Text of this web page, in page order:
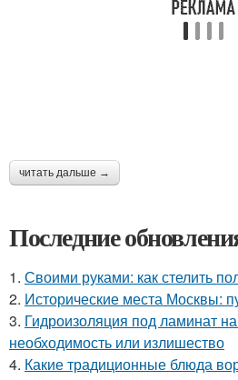
читать дальше →
Последние
1. Своими руками: как стелить
2. Исторические места Москвы:
3. Гидроизоляция под ламинат
необходимость или излишество
4. Какие традиционные блюда